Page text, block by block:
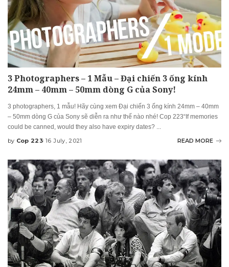
3 Photographers – 1 Mẫu – Đại chiến 3 ống kính
24mm – 40mm – 50mm dòng G của Sony!
3 photographers, 1 mẫu! Hãy cùng xem Đại chiến 3 ống kính 24mm – 40mm
– 50mm dòng G của Sony sẽ diễn ra như thế nào nhé! Cop 223“If memories
could be canned, would they also have expiry dates? ...
Posted
by Cop 223 16 July, 2021 READ MORE